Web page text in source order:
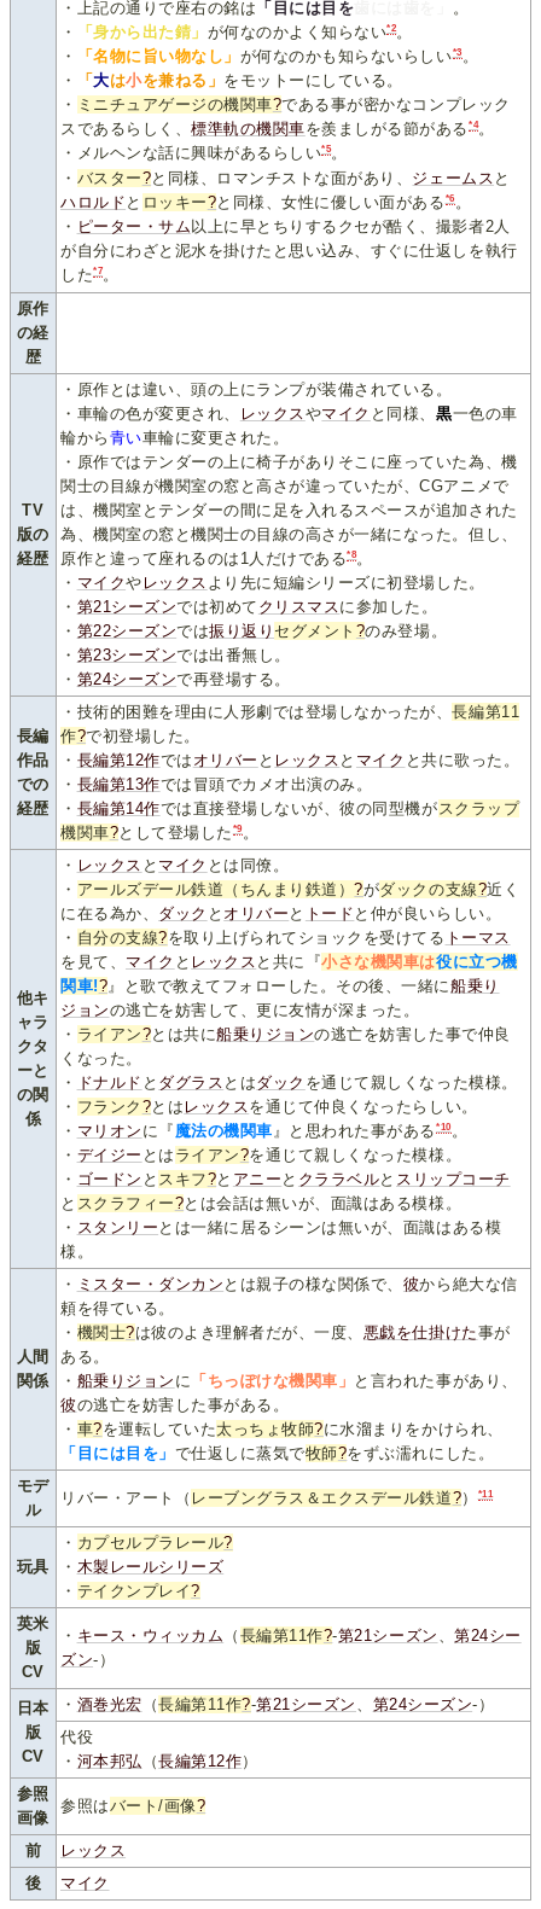
・上記の通りで座右の銘は 「目には目を
。
・
「身から出た錆」 が何なのかよく知らない*2。
・
「名物に旨い物なし」 が何なのかも知らないらしい*3。
・
「大は小を兼ねる」 をモットーにしている。
・ ミニチュアゲージの機関車?である事が密かなコンプレック
スであるらしく、標準軌の機関車を羨ましがる節がある*4。
・メルヘンな話に興味があるらしい*5。
・ バスター?と同様、ロマンチストな面があり、 ジェームス と
ハロルド と ロッキー?と同様、女性に優しい面がある*6。
・ ピーター・サム 以上に早とちりするクセが酷く、撮影者2人
が自分にわざと泥水を掛けたと思い込み、すぐに仕返しを執行
した*7。
原作
の経
歴
TV
版の
経歴
・原作とは違い、頭の上にランプが装備されている。
・車輪の色が変更され、
レックス やマイク と同様、黒一色の車
輪から 青い車輪に変更された。
・原作ではテンダーの上に椅子がありそこに座っていた為、機
関士の目線が機関室の窓と高さが違っていたが、CGアニメで
は、機関室とテンダーの間に足を入れるスペースが追加された
為、機関室の窓と機関士の目線の高さが一緒になった。但し、
原作と違って座れるのは1人だけである*8。
・ マイクや レックス より先に短編シリーズに初登場した。
・ 第21シーズンでは初めて クリスマス に参加した。
・ 第22シーズンでは振り返り セグメント ?のみ登場。
・ 第23シーズンでは出番無し。
・ 第24シーズンで再登場する。
長編
作品
での
経歴
・技術的困難を理由に人形劇では登場しなかったが、長編第11
作?で初登場した。
・ 長編第12作では オリバー と レックス と マイク と共に歌った。
・ 長編第13作では冒頭でカメオ出演のみ。
・ 長編第14作では直接登場しないが、彼の同型機が スクラップ
機関車?として登場した *9。
他キ
ャラ
クタ
ーと
の関
係
・ レックス と マイク とは同僚。
・ アールズデール鉄道（ちんまり鉄道）?がダックの支線?近く
に在る為か、 ダック と オリバー と トード と仲が良いらしい。
・ 自分の支線?を取り上げられてショックを受けてる トーマス
を見て、 マイク と レックス と共に『小さな機関車は役に立つ機
関車!? 』と歌で教えてフォローした。その後、一緒に船乗り
ジョンの逃亡を妨害して、更に友情が深まった。
・ ライアン?とは共に船乗りジョンの逃亡を妨害した事で仲良
くなった。
・
ドナルド と ダグラス とはダック を通じて親しくなった模様。
・ フランク ?とは レックス を通じて仲良くなったらしい。
・ マリオン に『 魔法の機関車 』と思われた事がある *10。
・ デイジー とは ライアン?を通じて親しくなった模様。
・ ゴードン と スキフ?と アニー と クララベルと スリップコーチ
と スクラフィー?とは会話は無いが、面識はある模様。
・ スタンリー とは一緒に居るシーンは無いが、面識はある模
様。
人間
関係
・ ミスター・ダンカン とは親子の様な関係で、 彼から絶大な信
頼を得ている。
・ 機関士?は彼のよき理解者だが、一度、 悪戯を仕掛けた事が
ある。
・ 船乗りジョン に 「ちっぽけな機関車」 と言われた事があり、
彼の逃亡を妨害した事がある。
・ 車?を運転していた太っちょ牧師?に水溜まりをかけられ、
「目には目を」 で仕返しに蒸気で牧師?をずぶ濡れにした。
モデ
ル
リバー・アート（ レーブングラス＆エクスデール鉄道?） *11
玩具
・ カプセルプラレール?
・ 木製レールシリーズ
・ テイクンプレイ?
英米
版
CV
・ キース・ウィッカム （ 長編第11作?-第21シーズン 、第24シー
ズン-）
日本
版
CV
・ 酒巻光宏 （長編第11作?-第21シーズン 第24シーズン-）
代役
・ 河本邦弘 （長編第12作）
参照
画像
参照はバート/画像?
前
レックス
後
マイク